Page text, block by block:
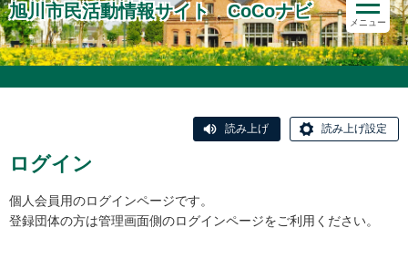
旭川市民活動情報サイト CoCoナビ
メニュー
読み上げ 読み上げ設定
ログイン
個人会員用のログインページです。
登録団体の方は管理画面側のログインページをご利用ください。